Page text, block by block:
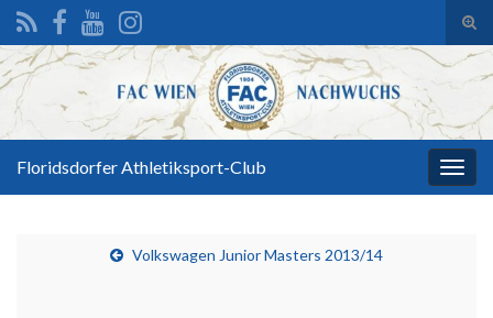
Search for:
Floridsdorfer Athletiksport-Club
Volkswagen Junior Masters 2013/14